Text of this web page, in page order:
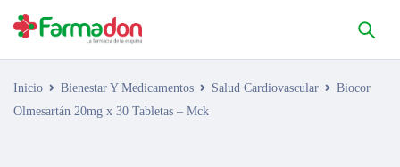
Inicio Bienestar Y Medicamentos Salud Cardiovascular
Biocor
Olmesartán 20mg x 30 Tabletas – Mck